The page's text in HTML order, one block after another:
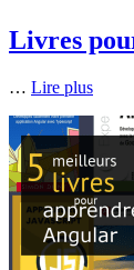
Livres
… Lire plus